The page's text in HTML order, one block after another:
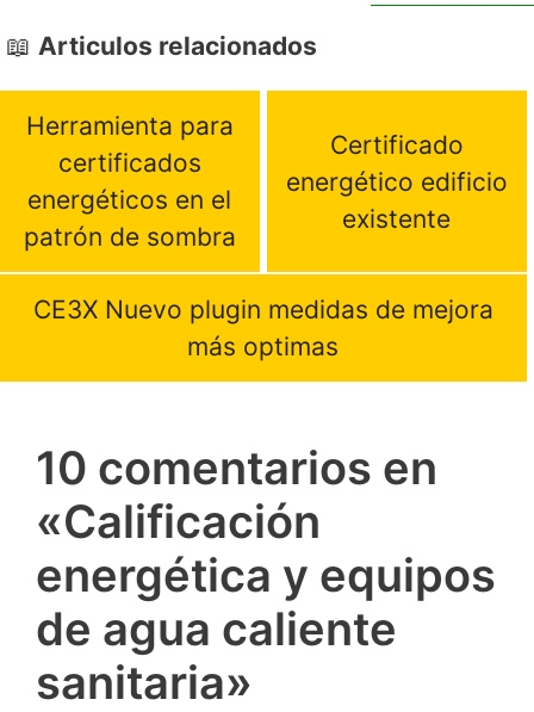
Articulos relacionados
Herramienta para
certificados
energéticos en el
patrón de sombra
Certificado
energético edificio
existente
CE3X Nuevo plugin medidas de mejora
más optimas
10 comentarios en
«Calificación
energética y equipos
de agua caliente
sanitaria»